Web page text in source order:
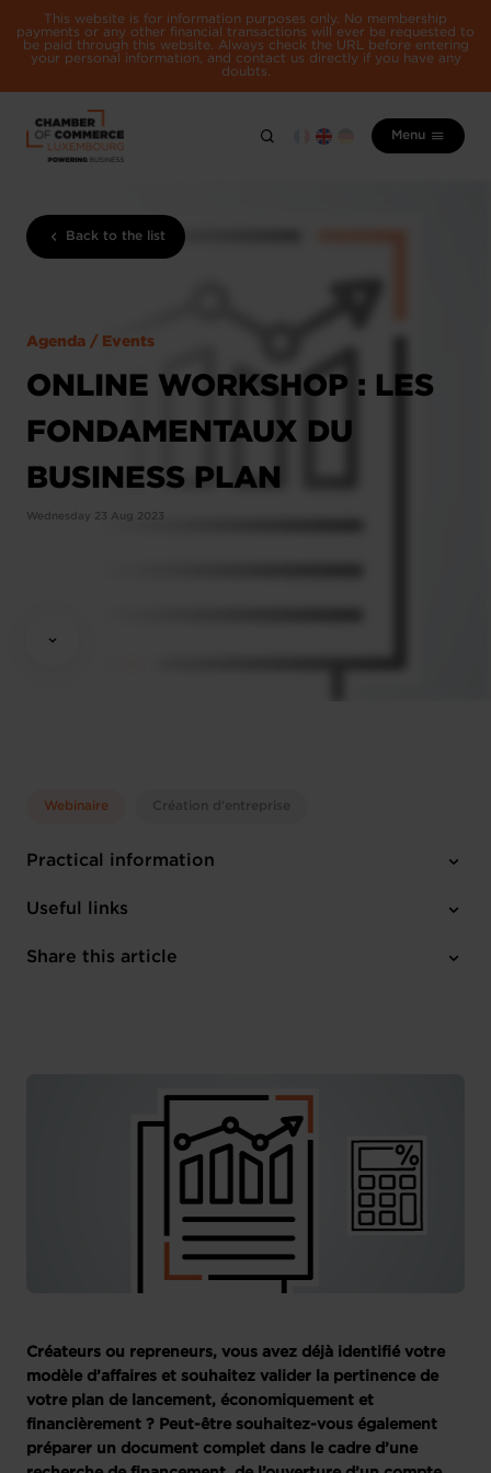
This website is for information purposes only. No membership
payments or any other financial transactions will ever be requested to
be paid through this website. Always check the URL before entering
your personal information, and contact us directly if you have any
doubts.
Menu
Back to the list
Agenda / Events
ONLINE WORKSHOP : LES
FONDAMENTAUX DU
BUSINESS PLAN
Wednesday 23 Aug 2023
Webinaire Création d'entreprise
Practical information
Wednesday 23 Aug 2023
Online Workshop
Useful links
Register here
Share this article
Créateurs ou repreneurs, vous avez déjà identifié votre
modèle d’affaires et souhaitez valider la pertinence de
votre plan de lancement, économiquement et
financièrement ? Peut-être souhaitez-vous également
préparer un document complet dans le cadre d’une